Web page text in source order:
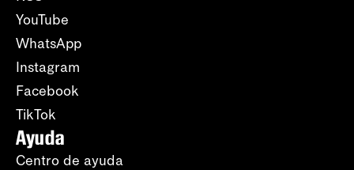
YouTube
WhatsApp
Instagram
Facebook
TikTok
Ayuda
Centro de ayuda